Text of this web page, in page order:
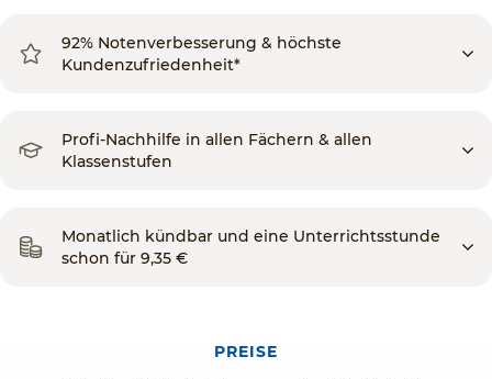
92% Notenverbesserung & höchste
Kundenzufriedenheit*
Profi-Nachhilfe in allen Fächern & allen
Klassenstufen
Monatlich kündbar und eine Unterrichtsstunde
schon für 9,35 €
PREISE